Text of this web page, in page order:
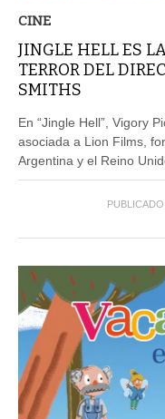
CINE
JINGLE HELL ES
TERROR DEL
SMITHS
En “Jingle Hell”, Vigory
asociada a Lion Films,
Argentina y el Reino